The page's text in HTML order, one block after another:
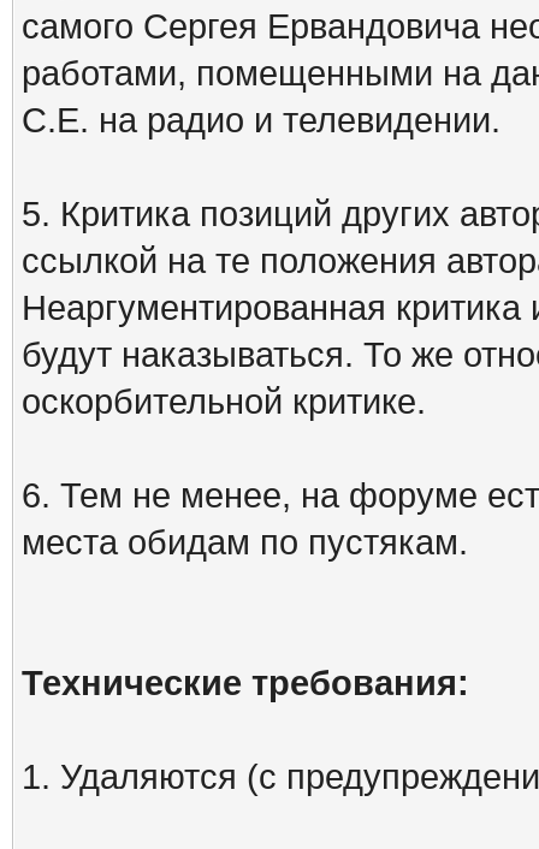
самого Сергея Ервандовича
работами, помещенными на
С.Е. на радио и телевидении.
5. Критика позиций других
ссылкой на те положения
Неаргументированная
будут наказываться. То же
оскорбительной критике.
6. Тем не менее, на форуме
места обидам по пустякам.
Технические требования:
1. Удаляются (с